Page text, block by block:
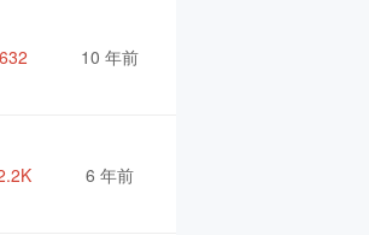
632 10 年前
6 年前